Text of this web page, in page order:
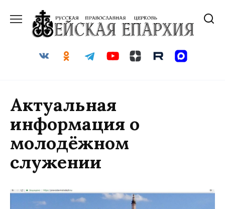
содержанию
Актуальная
информация о
молодёжном
служении